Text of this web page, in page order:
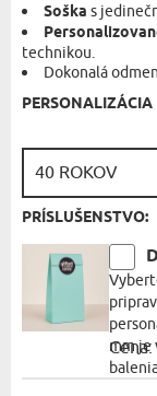
Soška s
technikou.
Dokonalá
PERSONALIZÁCIA
PRÍSLUŠENSTVO:
mm je
Cena: